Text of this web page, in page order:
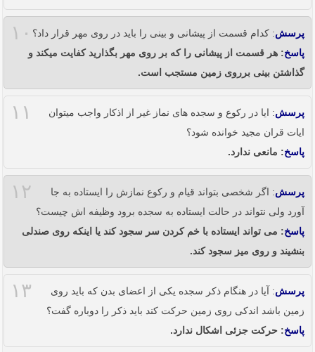
۱۰ پرسش: کدام قسمت از پیشانی و بینی را باید در روی مهر قرار داد؟
پاسخ: هر قسمت از پیشانی را که بر روی مهر بگذارید کفایت میکند و
گذاشتن بینی برروی زمین مستجب است.
۱۱ پرسش: ایا در رکوع و سجده های نماز غیر از اذکار واجب میتوان
ایات قران مجید خوانده شود؟
پاسخ: مانعی ندارد.
۱۲ پرسش: اگر شخصی بتواند قیام و رکوع نمازش را ایستاده به جا
آورد ولی نتواند در حالت ایستاده به سجده برود وظیفه اش چیست؟
پاسخ: می تواند ایستاده با خم کردن سر سجود کند یا اینکه روی صندلی
بنشیند و روی میز سجود کند.
۱۳ پرسش: آیا در هنگام ذکر سجده یکی از اعضای بدن که باید روی
زمین باشد اندکی روی زمین حرکت کند باید ذکر را دوباره گفت؟
پاسخ: حرکت جزئی اشکال ندارد.